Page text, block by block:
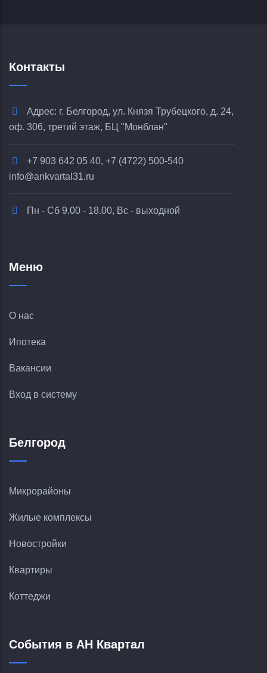
Контакты
Адрес: г. Белгород, ул. Князя Трубецкого, д. 24,
оф. 306, третий этаж, БЦ "Монблан"
+7 903 642 05 40, +7 (4722) 500-540
info@ankvartal31.ru
Пн - Сб 9.00 - 18.00, Вс - выходной
Меню
О нас
Ипотека
Вакансии
Вход в систему
Белгород
Микрорайоны
Жилые комплексы
Новостройки
Квартиры
Коттеджи
События в АН Квартал